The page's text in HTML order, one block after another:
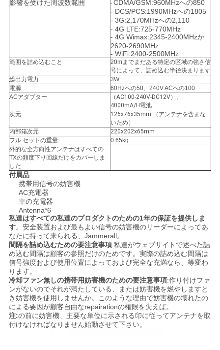
事
ブ
ロ
グ
引
金
を
め
て
く
だ
さ
い
影響を受けた周波数範囲
- CDMA/GSM:960MHzへの850
- DCS/PCS:1990MHzへの1805
- 3G:2,170MHzへの2,110
- 4G LTE:725-770MHz
- 4G Wimax:2345-2400MHzか
2620-2690MHz
- WiFi:2400-2500MHz
範囲を詰め込むこと
20mまでまだある特定の区域の強さ信
号によって、詰め込む半径決まります
総出力電力
3W
電源
60Hzへの50、240V ACへの100
ACアダプター
（AC100-240V-DC12V）、
4000mA/H電池
次元
126x76x35mm （アンテナを含まな
いため）
内部箱次元
220x202x65mm
フル セットの重量
0.65kg
外的な全方向性アンテナはすべての
TXの頻度下り回線だけをカバーしま
した
付属品
携帯用信号の妨害機
AC充電器
車の充電器
Antenna*6
私達はすべての私達のプロダクトのための1年の保証を提供しま
す。安全装置および最もよい信号の妨害機のリーダーによってあ
なたに持って来られる、Jammerall。
間隔を詰め込むための要注意事項:私達がウェブサイトで述べた詰
め込む間隔は顧客の参照だけのためです。実際の詰め込む間隔は
信号強度および使用位置によっておよび完全な充満なら、等変わ
ります。
冷却ファン無しの携帯用妨害機のための要注意事項:作り付けファ
ンがないのでそれが満たしている、または妨害機を燃やしますと
き妨害機を使用しませんか。このような理由で妨害機の壊れたの
による要因が顧客自由なrepairationの権限を失えば。
注:の前に妨害機、主要な単位に示される印に従ってアンテナを取
付けなければなりません始動させて下さい。